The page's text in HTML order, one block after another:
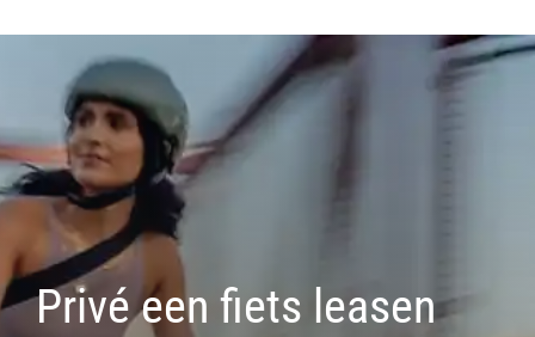
Privé een fiets leasen